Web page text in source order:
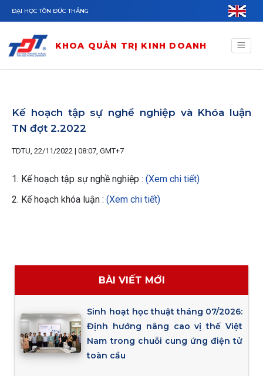
Nhảy đến nội dung
ĐẠI HỌC TÔN ĐỨC THẮNG
KHOA QUẢN TRỊ KINH DOANH
Kế hoạch tập sự nghề nghiệp và Khóa luận
TN đợt 2.2022
TDTU, 22/11/2022 | 08:07, GMT+7
1. Kế hoạch tập sự nghề nghiệp : (Xem chi tiết)
2. Kế hoạch khóa luận : (Xem chi tiết)
BÀI VIẾT MỚI
Sinh hoạt học thuật tháng 07/2026:
Định hướng nâng cao vị thế Việt
Nam trong chuỗi cung ứng điện tử
toàn cầu